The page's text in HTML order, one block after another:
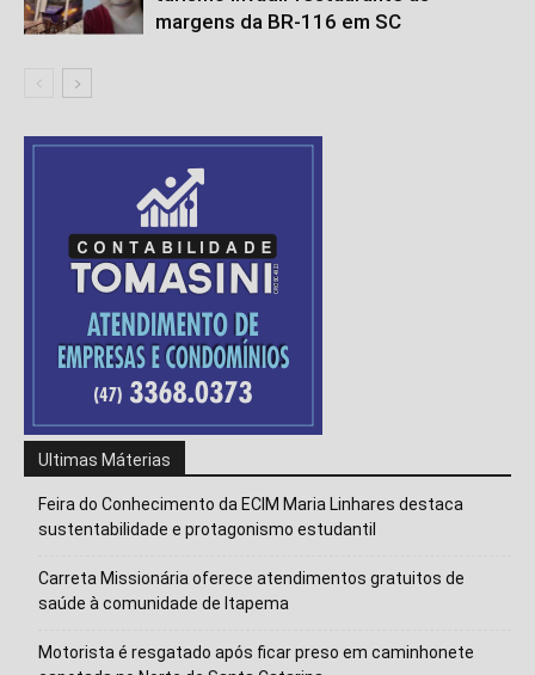
margens da BR-116 em SC
Ultimas Máterias
Feira do Conhecimento da ECIM Maria Linhares destaca
sustentabilidade e protagonismo estudantil
Carreta Missionária oferece atendimentos gratuitos de
saúde à comunidade de Itapema
Motorista é resgatado após ficar preso em caminhonete